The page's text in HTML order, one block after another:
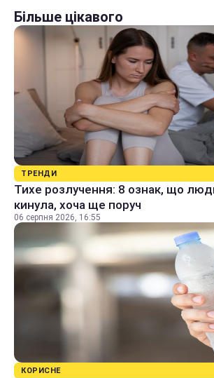
Більше цікавого
ТРЕНДИ
Тихе розлучення: 8 ознак, що
кинула, хоча ще поруч
06 серпня 2026, 16:55
КОРИСНЕ